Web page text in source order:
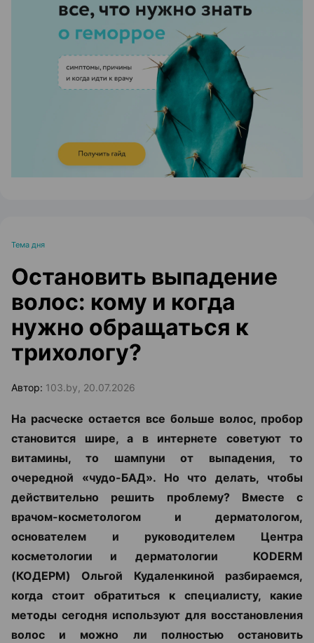
ЭФФЕКТИВНАЯ РЕКЛАМА НА САЙТЕ
Тема дня
Остановить выпадение
волос: кому и когда
нужно обращаться к
трихологу?
Автор: 103.by, 20.07.2026
На расческе остается все больше волос, пробор
становится шире, а в интернете советуют то
витамины, то шампуни от выпадения, то
очередной «чудо-БАД». Но что делать, чтобы
действительно решить проблему? Вместе с
врачом-косметологом и дерматологом,
основателем и руководителем Центра
косметологии и дерматологии KODERM
(КОДЕРМ) Ольгой Кудаленкиной разбираемся,
когда стоит обратиться к специалисту, какие
методы сегодня используют для восстановления
волос и можно ли полностью остановить